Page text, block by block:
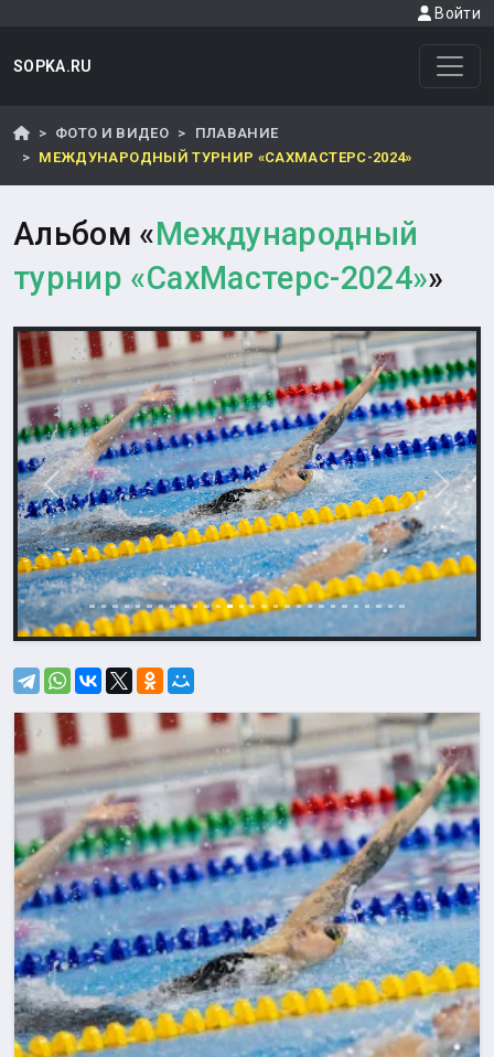
Войти
SOPKA.RU
ФОТО И ВИДЕО
ПЛАВАНИЕ
МЕЖДУНАРОДНЫЙ ТУРНИР «САХМАСТЕРС-2024»
Альбом «Международный
турнир «СахМастерс-2024»»
Назад